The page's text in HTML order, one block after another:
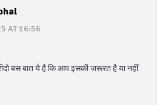
AT 16:56
बस बात ये है कि आप इसकी जरूरत है या नहीं